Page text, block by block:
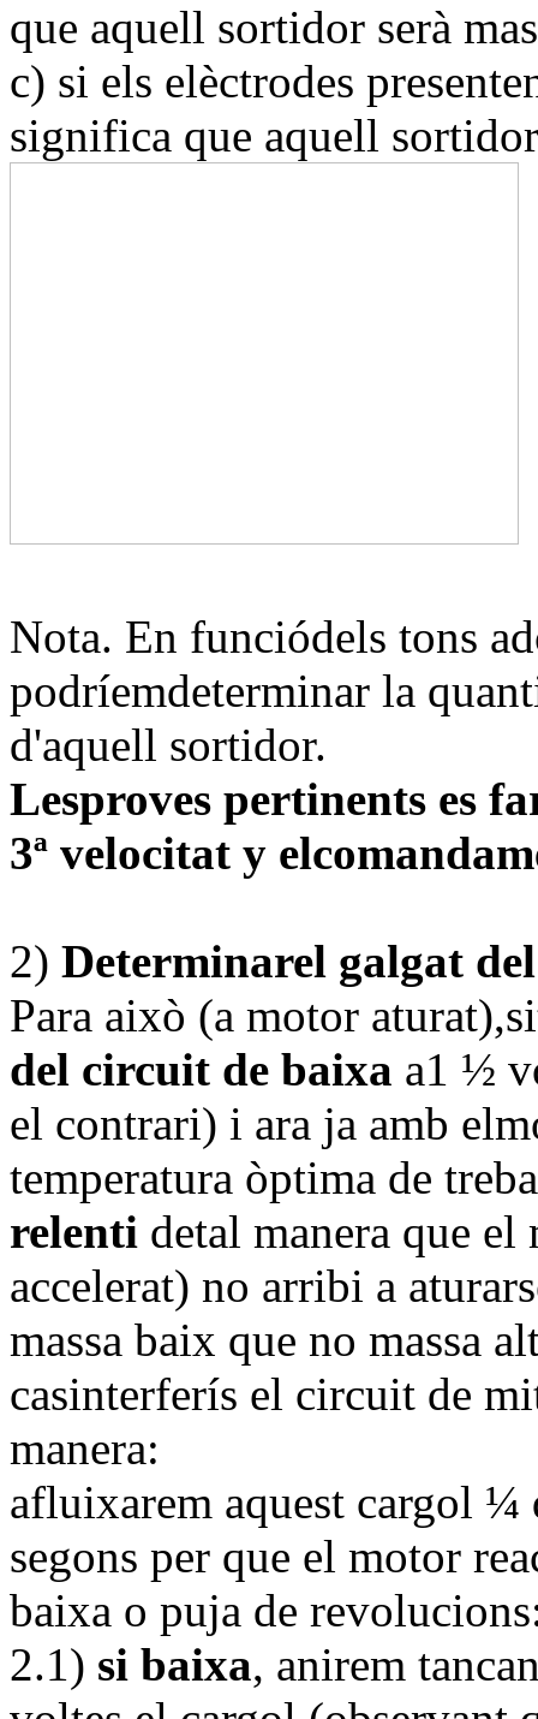
que aquell sortidor serà
c) si els elèctrodes
significa que aquell
Nota. En funciódels tons
podríemdeterminar la
d'aquell sortidor.
Lesproves pertinents es
3ª velocitat y
2) Determinarel galgat
Para això (a motor
del circuit de baixa a1 ½
el contrari) i ara ja amb
temperatura òptima de
relenti detal manera que el
accelerat) no arribi a
massa baix que no massa
casinterferís el circuit de
manera:
afluixarem aquest cargol ¼
segons per que el motor
baixa o puja de
2.1) si baixa, anirem